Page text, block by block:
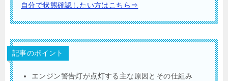
自分で状態確認したい方はこちら⇒
記事のポイント
エンジン警告灯が点灯する主な原因とその仕組み